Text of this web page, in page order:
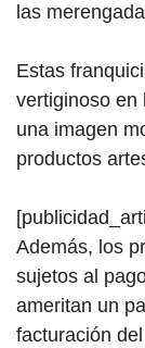
las
Estas
vertiginoso en
una imagen
productos
Además, los
sujetos al
ameritan un
facturación